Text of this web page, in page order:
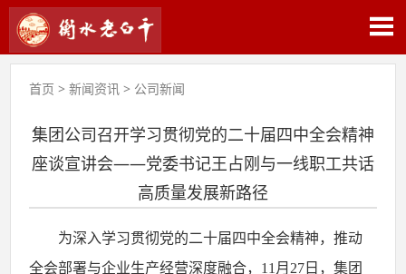
首页 >新闻资讯 > 公司新闻
集团公司召开学习贯彻党的二十届四中全会精神
座谈宣讲会——党委书记王占刚与一线职工共话
高质量发展新路径
为深入学习贯彻党的二十届四中全会精神，推动
全会部署与企业生产经营深度融合， 11月27日，集团